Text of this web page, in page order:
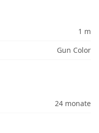
1 m
Gun Color
24 monate